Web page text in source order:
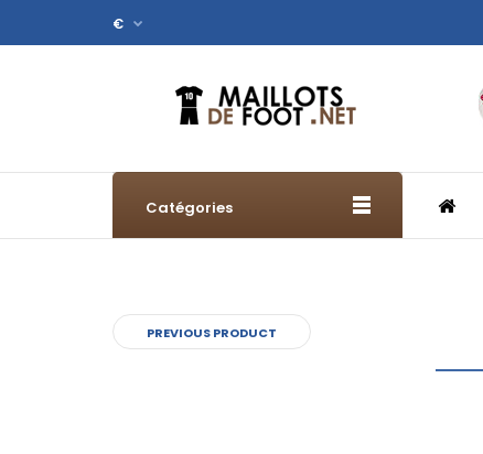
€
Catégories
PREVIOUS PRODUCT